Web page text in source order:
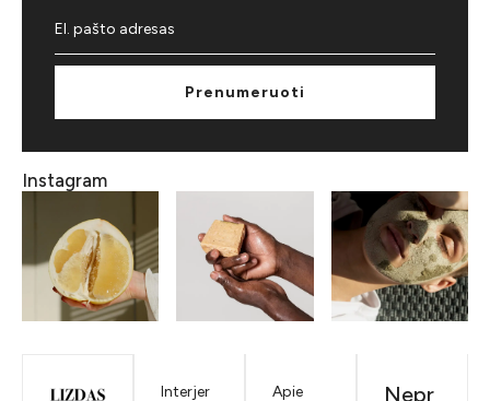
Prenumeruoti
Instagram
Interjer
Apie
Nepr